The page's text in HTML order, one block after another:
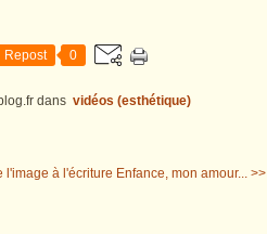
Repost 0
dans vidéos (esthétique)
l'image à l'écriture Enfance, mon amour... >>